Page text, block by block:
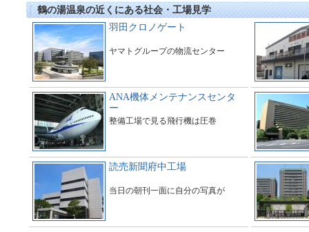
鶴の湯温泉の近くにある社会・工場見学
羽田クロノゲート
ヤマトグループの物流センター
ANA機体メンテナンスセンタ
ー
整備工場で見る飛行機は圧巻
読売新聞府中工場
当日の朝刊一面に自分の写真が